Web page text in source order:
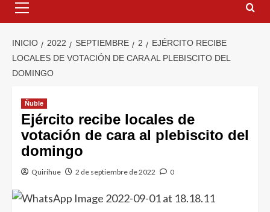
INICIO 2022 SEPTIEMBRE 2
EJÉRCITO RECIBE
LOCALES DE VOTACIÓN DE CARA AL PLEBISCITO DEL
DOMINGO
Ñuble
Ejército recibe locales de
votación de cara al plebiscito del
domingo
Quirihue 2 de septiembre de 2022 0